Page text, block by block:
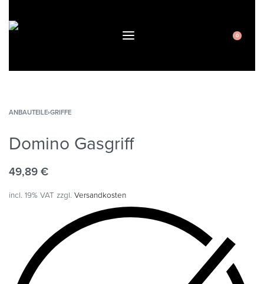
0
ANBAUTEILE›GRIFFE
Domino Gasgriff
49,89 €
incl. 19% VAT zzgl. Versandkosten